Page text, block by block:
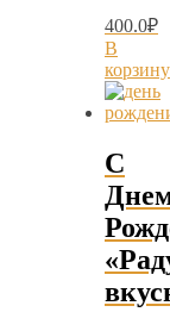
400.0₽
В
корзину
С